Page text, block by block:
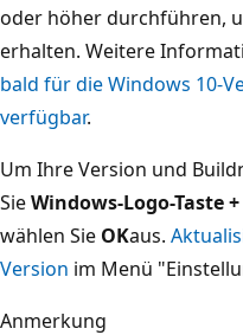
oder höher durchführen,
erhalten. Weitere
bald für die Windows 10-
verfügbar.
Um Ihre Version und
SieWindows-Logo-Taste +
wählen Sie OKaus.
Version im Menü
Anmerkung